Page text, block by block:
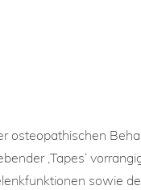
osteopathischen
‚Tapes‘
sowie